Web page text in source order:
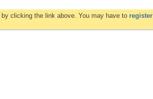
by clicking the link above. You may have to register